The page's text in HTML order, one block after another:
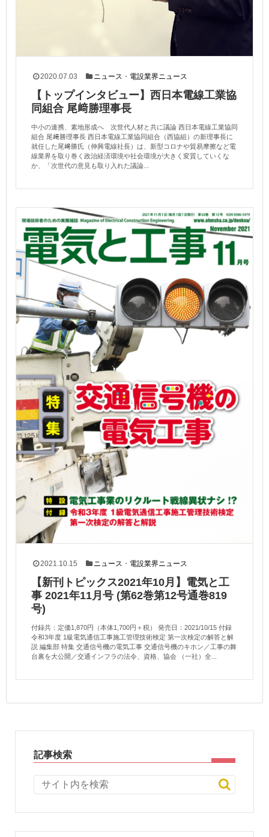
2020.07.03 ニュース ・ 電設業界ニュース
【トップインタビュー】西日本電線工業協
同組合 尾﨑勝理事長
中小の連携、素地形成へ 次世代人材と共に議論 西日本電線工業協同
組合 尾﨑勝理事長 西日本電線工業協同組合（西協組）の新理事長に
就任した尾﨑勝氏（伸興電線社長）は、新型コロナや貿易摩擦など電
線業界を取り巻く政治経済環境や社会環境が大きく変質していくな
か、「次世代の意見も取り入れた議論...
2021.10.15 ニュース ・ 電設業界ニュース
【新刊トピックス2021年10月】電気と工
事 2021年11月号 (第62巻第12号通巻819
号)
付録共：定価1,870円（本体1,700円＋税） 発売日：2021/10/15 付録
令和3年度 1級電気通信工事施工管理技術検定 第一次検定の解答と解
説 編集部 特集 交通信号機の電気工事 交通信号機のキホン／工事の舞
台裏を大公開／交通インフラの法令、資格、協会 （一社）全...
記事検索